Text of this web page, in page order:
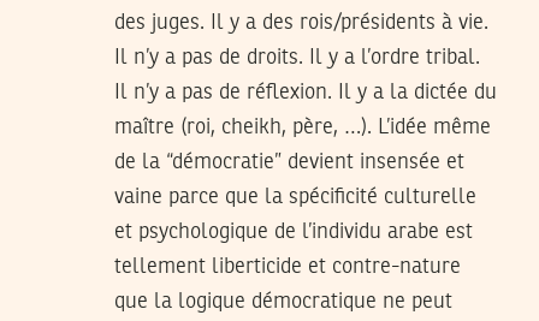
des juges. Il y a des rois/présidents à vie.
Il n’y a pas de droits. Il y a l’ordre tribal.
Il n’y a pas de réflexion. Il y a la dictée du
maître (roi, cheikh, père, …). L’idée même
de la “démocratie” devient insensée et
vaine parce que la spécificité culturelle
et psychologique de l’individu arabe est
tellement liberticide et contre-nature
que la logique démocratique ne peut